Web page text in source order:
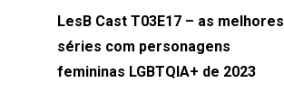
LesB Cast T03E17 – as melhores
séries com personagens
femininas LGBTQIA+ de 2023